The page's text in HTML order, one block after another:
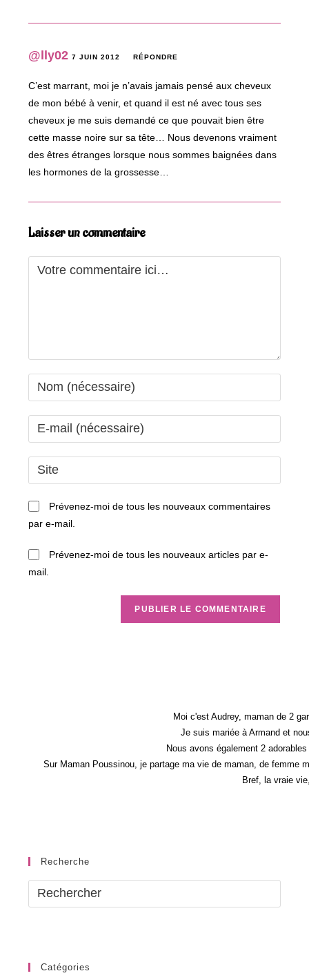
@lly02 7 JUIN 2012 RÉPONDRE
C’est marrant, moi je n’avais jamais pensé aux cheveux
de mon bébé à venir, et quand il est né avec tous ses
cheveux je me suis demandé ce que pouvait bien être
cette masse noire sur sa tête… Nous devenons vraiment
des êtres étranges lorsque nous sommes baignées dans
les hormones de la grossesse…
Laisser un commentaire
Comment
Enter
your
name
comment
Enter
your
email
address
comment
Saisir
l’URL
de
(facultatif)
Prévenez-moi de tous les nouveaux commentaires
par e-mail.
Prévenez-moi de tous les nouveaux articles par e-
mail.
Moi c'est Audrey, maman de 2
Je suis mariée à Armand et
Nous avons également 2
Sur Maman Poussinou, je partage ma vie de maman, de femme
Bref, la vraie
Recherche
Catégories